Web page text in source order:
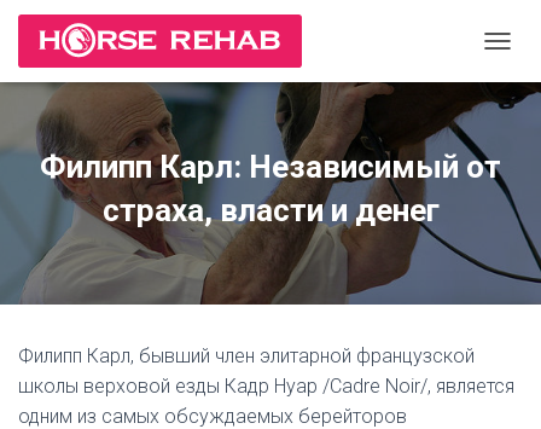
Е
Р
Л
Ю
Т
И
Филипп Карл: Независимый от
страха, власти и денег
Филипп Карл, бывший член элитарной французской
школы верховой езды Кадр Нуар /Cadre Noir/, является
одним из самых обсуждаемых берейторов